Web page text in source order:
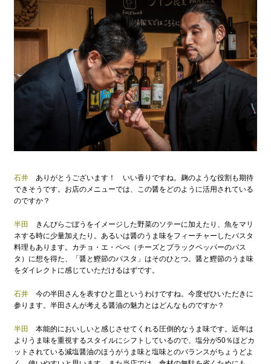
石井ありがとうございます！ いい香りですね。麹のような役割も期待
できそうです。お店のメニューでは、この醤をどのように活用されている
のですか？
半田
きんぴらごぼうをイメージした野菜のソテーに加えたり、魚をマリ
ネする時に少量加えたり。あるいは醤のうま味をフィーチャーしたパスタ
料理もあります。カチョ・エ・ペぺ（チーズとブラックペッパーのパス
タ）に想を得た、「醤と鰹節のパスタ」はそのひとつ。醤と鰹節のうま味
をダイレクトに感じていただけるはずです。
石井今の半田さんを表すひと皿というわけですね。今度ぜひいただきに
参ります。半田さんが考える醤油の魅力とはどんなものですか？
半田
本能的においしいと感じさせてくれる圧倒的なうま味です。近年は
よりうま味を重視するスタイルにシフトしているので、塩分が50％ほどカ
ットされている減塩醤油のほうがうま味と塩味とのバランスがちょうどよ